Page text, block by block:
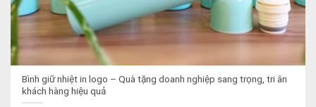
Bình giữ nhiệt in logo – Quà tặng doanh nghiệp sang trọng, tri ân
khách hàng hiệu quả